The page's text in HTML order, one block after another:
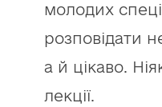
молодих
розповідати
а й цікаво.
лекції.